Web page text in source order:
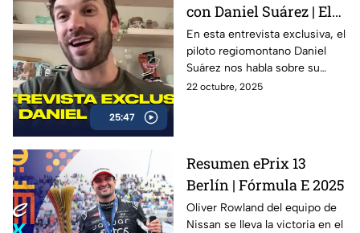
25:47
con Daniel Suárez | El
Piloto Mexicano que
firma con Spire
Motorsports
En esta entrevista exclusiva, el
piloto regiomontano Daniel
Suárez nos habla sobre su
trayectoria en la NASCAR Cup
máxima categoría del
automovilismo
estadounidense.
22 octubre, 2025
Resumen ePrix 13
Berlín | Fórmula E 2025
Oliver Rowland del equipo de
Nissan se lleva la victoria en el